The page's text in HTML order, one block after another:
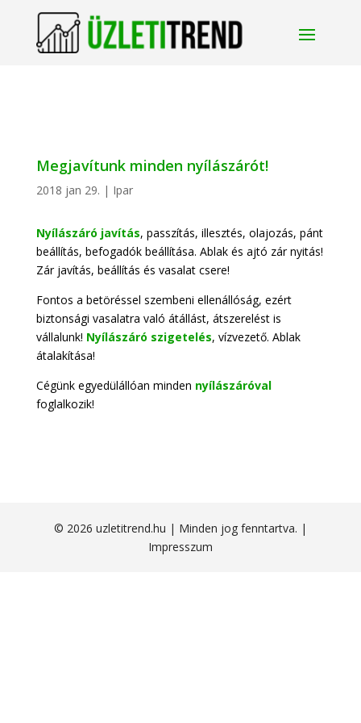
Megjavítunk minden nyílászárót!
2018 jan 29. | Ipar
Nyílászáró javítás, passzítás, illesztés, olajozás, pánt
beállítás, befogadók beállítása. Ablak és ajtó zár nyitás!
Zár javítás, beállítás és vasalat csere!
Fontos a betöréssel szembeni ellenállóság, ezért
biztonsági vasalatra való átállást, átszerelést is
vállalunk! Nyílászáró szigetelés, vízvezető. Ablak
átalakítása!
Cégünk egyedülállóan minden nyílászáróval
foglalkozik!
© 2026 uzletitrend.hu | Minden jog fenntartva. |
Impresszum